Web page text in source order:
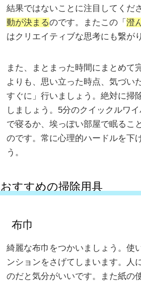
結果ではないことに注目してくだ
動が決まるのです。またこの「澄
はクリエイティブな思考にも繋が
また、まとまった時間にまとめて
よりも、思い立った時点、気づい
すぐに」行いましょう。絶対に掃
しましょう。5分のクイックルワ
で寝るか、埃っぽい部屋で眠るこ
のです。常に心理的ハードルを下
う。
おすすめの掃除用具
布巾
綺麗な布巾をつかいましょう。使
ンションをさげてしまいます。人
のだと気分がいいです。また紙の